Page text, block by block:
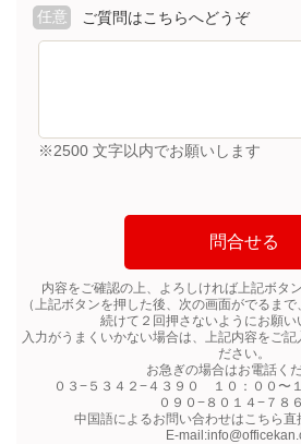
ご質問はこちらへどうぞ
任意
※2500 文字以内でお願いします
内容をご確認の上、よろしければ上記ボタ
（上記ボタンを押した後、次の画面がでるまで
続けて２回押さないようにお願い
入力がうまくいかない場合は、上記内容をご記
ださい。
お急ぎの場合はお電話くだ
０３−５３４２−４３９０ １０：００〜
０９０−８０１４−７８
中国語によるお問い合わせはこちら直
E-